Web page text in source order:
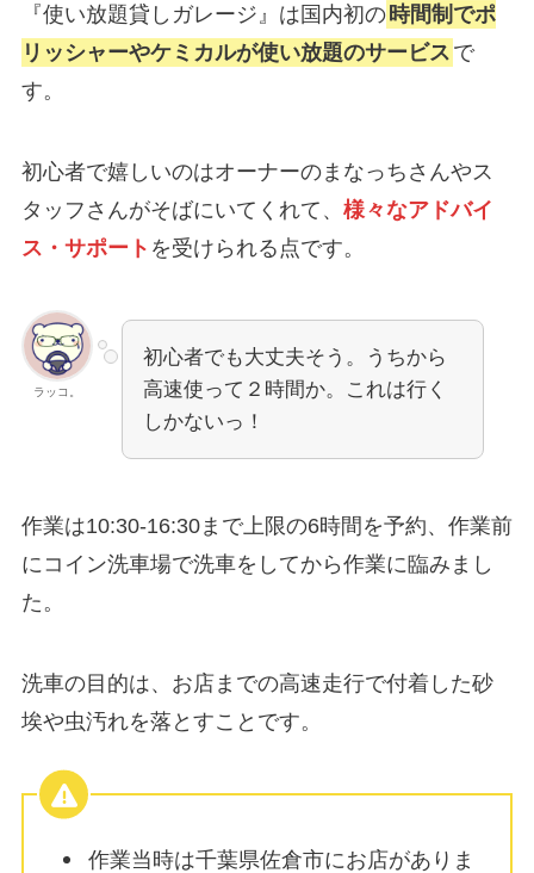
『使い放題貸しガレージ』は国内初の時間制でポ
リッシャーやケミカルが使い放題のサービス で
す。
初心者で嬉しいのはオーナーのまなっちさんやス
タッフさんがそばにいてくれて、 様々なアドバイ
ス・サポート を受けられる点です。
ラッコ。
初心者でも大丈夫そう。うちから
高速使って２時間か。これは行く
しかないっ！
作業は10:30-16:30まで上限の6時間を予約、作業前
にコイン洗車場で洗車をしてから作業に臨みまし
た。
洗車の目的は、お店までの高速走行で付着した砂
埃や虫汚れを落とすことです。
作業当時は千葉県佐倉市にお店がありま